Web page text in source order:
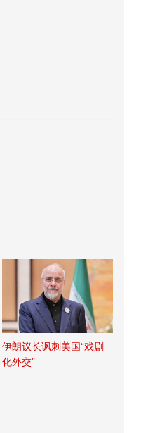
伊朗议长讽刺美国“戏剧
化外交”